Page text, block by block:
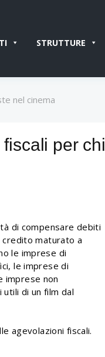
STRUTTURE
nel cinema
per chi
di compensare debiti
maturato a
le imprese di
le imprese di
imprese non
di un film dal
agevolazioni fiscali.